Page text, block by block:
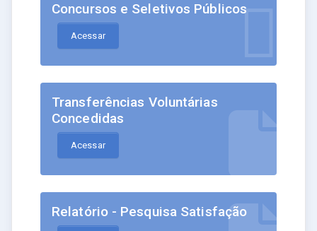
Concursos e Seletivos Públicos
Acessar
Transferências Voluntárias
Concedidas
Acessar
Relatório - Pesquisa Satisfação